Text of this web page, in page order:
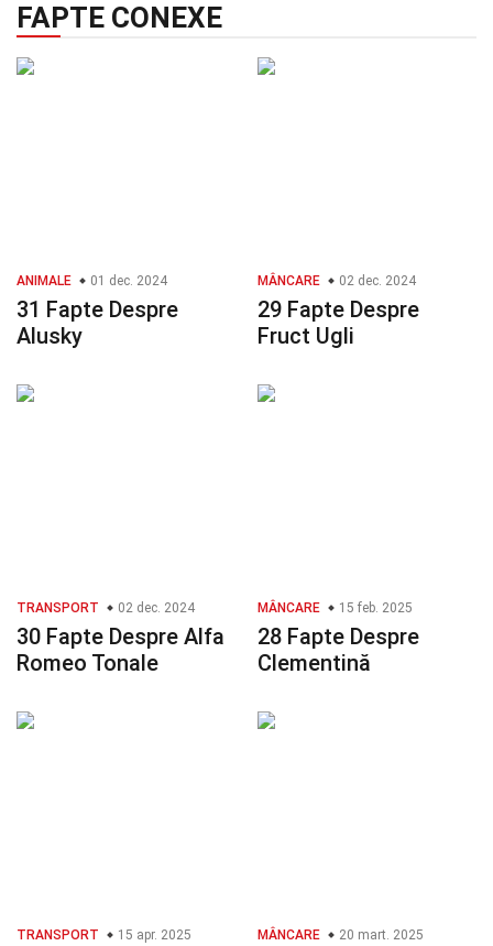
FAPTE CONEXE
ANIMALE 01 dec. 2024
31 Fapte Despre
Alusky
MÂNCARE 02 dec. 2024
29 Fapte Despre
Fruct Ugli
TRANSPORT 02 dec. 2024
30 Fapte Despre Alfa
Romeo Tonale
MÂNCARE 15 feb. 2025
28 Fapte Despre
Clementină
TRANSPORT 15 apr. 2025 MÂNCARE 20 mart. 2025